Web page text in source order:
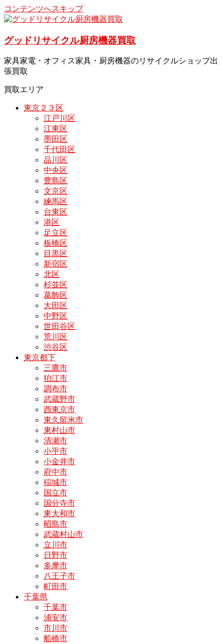
コンテンツへスキップ
グッドリサイクル厨房機器買取
家具家電・オフィス家具・厨房機器のリサイクルショップ出
張買取
買取エリア
東京２３区
江戸川区
江東区
墨田区
千代田区
品川区
中央区
豊島区
文京区
練馬区
台東区
港区
足立区
板橋区
目黒区
新宿区
北区
杉並区
葛飾区
大田区
中野区
世田谷区
荒川区
渋谷区
東京都下
三鷹市
狛江市
調布市
武蔵野市
西東京市
東久留米市
東村山市
清瀬市
小平市
小金井市
府中市
稲城市
国立市
国分寺市
東大和市
昭島市
武蔵村山市
立川市
日野市
多摩市
八王子市
町田市
千葉県
千葉市
浦安市
市川市
船橋市